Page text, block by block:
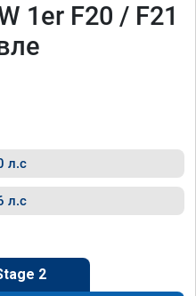
1er F20 / F21
л.с
л.с
2